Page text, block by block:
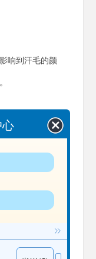
响到汗毛的颜
，使其失去色
增强免疫力等方
神经内分泌系
松身心，保持良